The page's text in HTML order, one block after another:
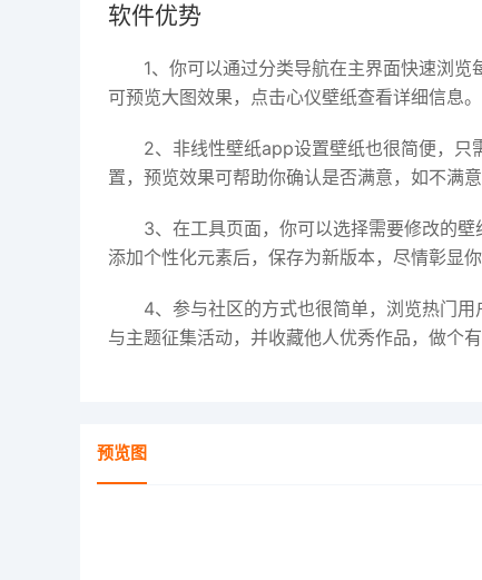
软件优势
1、你可以通过分类导航在主界面快速浏
可预览大图效果，点击心仪壁纸查看详细信息。
2、非线性壁纸app设置壁纸也很简便，只
置，预览效果可帮助你确认是否满意，如不满
3、在工具页面，你可以选择需要修改的
添加个性化元素后，保存为新版本，尽情彰显你
4、参与社区的方式也很简单，浏览热门
与主题征集活动，并收藏他人优秀作品，做个有
预览图